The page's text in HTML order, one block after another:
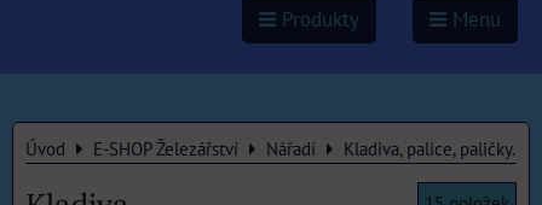
Produkty Menu
Úvod E-SHOP Železářství Nářadí Kladiva, palice, paličky.